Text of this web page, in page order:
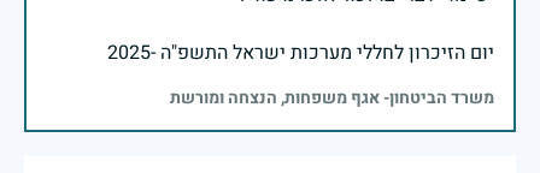
יום הזיכרון לחללי מערכות ישראל התשפ"ה -2025
משרד הביטחון- אגף משפחות, הנצחה ומורשת